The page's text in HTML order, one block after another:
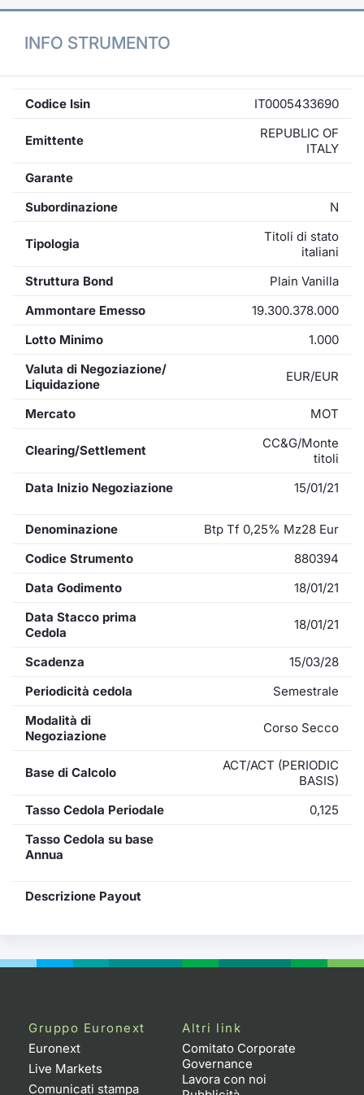
INFO STRUMENTO
Codice Isin IT0005433690
Emittente
REPUBLIC OF
ITALY
Garante
Subordinazione
N
Tipologia
Titoli di stato
italiani
Struttura Bond
Plain Vanilla
Ammontare Emesso
19.300.378.000
Lotto Minimo
1.000
Valuta di Negoziazione/
Liquidazione
EUR/EUR
Mercato MOT
Clearing/Settlement
CC&G/Monte
titoli
Data Inizio Negoziazione
15/01/21
Denominazione
Btp Tf 0,25% Mz28 Eur
Codice Strumento
880394
Data Godimento
18/01/21
Data Stacco prima
Cedola
18/01/21
Scadenza
15/03/28
Periodicità cedola
Semestrale
Modalità di
Negoziazione
Corso Secco
Base di Calcolo
ACT/ACT (PERIODIC
BASIS)
Tasso Cedola Periodale
0,125
Tasso Cedola su base
Annua
Descrizione Payout
Gruppo Euronext
Euronext
Live Markets
Comunicati stampa
Altri link
Comitato Corporate
Governance
Lavora con noi